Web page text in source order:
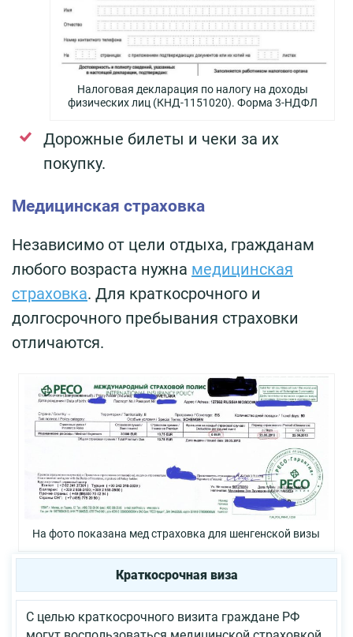
Налоговая декларация по налогу на доходы
физических лиц (КНД-1151020). Форма 3-НДФЛ
Дорожные билеты и чеки за их
покупку.
Медицинская страховка
Независимо от цели отдыха, гражданам
любого возраста нужна медицинская
страховка. Для краткосрочного и
долгосрочного пребывания страховки
отличаются.
На фото показана мед страховка для шенгенской визы
Краткосрочная виза
С целью краткосрочного визита граждане РФ